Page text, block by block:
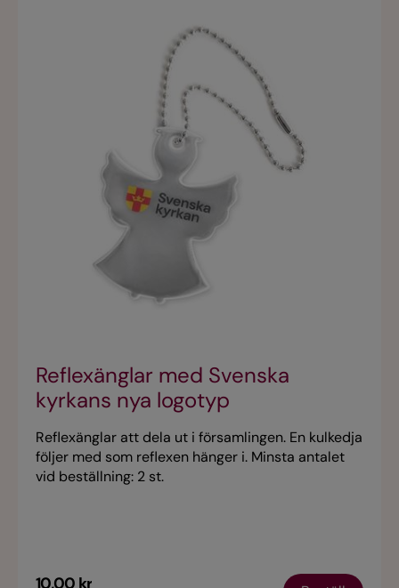
Reflexänglar med Svenska
kyrkans nya logotyp
Reflexänglar att dela ut i församlingen. En kulkedja
följer med som reflexen hänger i. Minsta antalet
vid beställning: 2 st.
10,00 kr